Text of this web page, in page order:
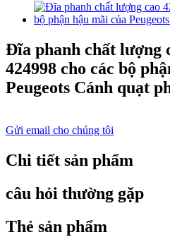
Đĩa phanh chất lượng
424998 cho các bộ
Peugeots Cánh quạt
Gửi email cho chúng tôi
Chi tiết sản phẩm
câu hỏi thường gặp
Thẻ sản phẩm